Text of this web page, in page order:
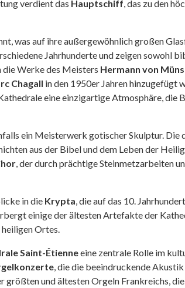
verdient das Hauptschiff, das zu den
was auf ihre außergewöhnlich großen
Jahrhunderte und zeigen sowohl
Werke des Meisters Hermann von
Chagall in den 1950er Jahren hinzugefügt
eine einzigartige Atmosphäre, die
ein Meisterwerk gotischer Skulptur. Die
aus der Bibel und dem Leben der
, der durch prächtige Steinmetzarbeiten
in die Krypta, die auf das 10.
einige der ältesten Artefakte der
Ortes.
Saint-Étienneeine zentrale Rolle im
, die die beeindruckende
größten und ältesten Orgeln Frankreichs, die